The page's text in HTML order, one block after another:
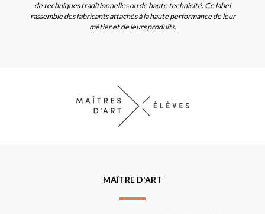
de techniques traditionnelles ou de haute technicité. Ce label
rassemble des fabricants attachés à la haute performance de leur
métier et de leurs produits.
MAÎTRE D'ART